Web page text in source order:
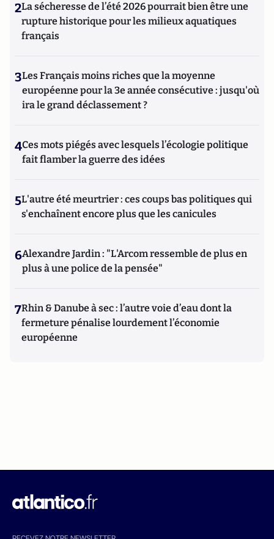
2La sécheresse de l’été 2026 pourrait bien être une
rupture historique pour les milieux aquatiques
français
3Les Français moins riches que la moyenne
européenne pour la 3e année consécutive : jusqu'où
ira le grand déclassement ?
4Ces mots piégés avec lesquels l’écologie politique
fait flamber la guerre des idées
5L'autre été meurtrier : ces coups bas politiques qui
s'enchaînent encore plus que les canicules
6Alexandre Jardin : "L'Arcom ressemble de plus en
plus à une police de la pensée"
7Rhin & Danube à sec : l’autre voie d’eau dont la
fermeture pénalise lourdement l’économie
européenne